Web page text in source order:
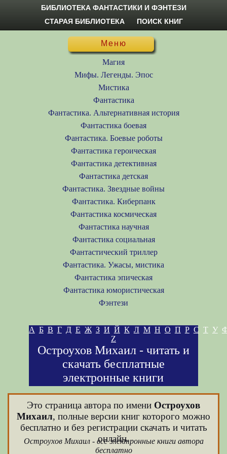
БИБЛИОТЕКА ФАНТАСТИКИ И ФЭНТЕЗИ
СТАРАЯ БИБЛИОТЕКА
ПОИСК КНИГ
Меню
Магия
Мифы. Легенды. Эпос
Мистика
Фантастика
Фантастика. Альтернативная история
Фантастика боевая
Фантастика. Боевые роботы
Фантастика героическая
Фантастика детективная
Фантастика детская
Фантастика. Звездные войны
Фантастика. Киберпанк
Фантастика космическая
Фантастика научная
Фантастика социальная
Фантастический триллер
Фантастика. Ужасы, мистика
Фантастика эпическая
Фантастика юмористическая
Фэнтези
А Б В Г Д Е Ж З И Й К Л М Н О П Р С Т У
Z
Остроухов Михаил - читать и
скачать бесплатные
электронные книги
Это страница автора по имени Остроухов
Михаил, полные версии книг которого можно
бесплатно и без регистрации скачать и читать
онлайн.
Остроухов Михаил - все электронные книги автора
бесплатно